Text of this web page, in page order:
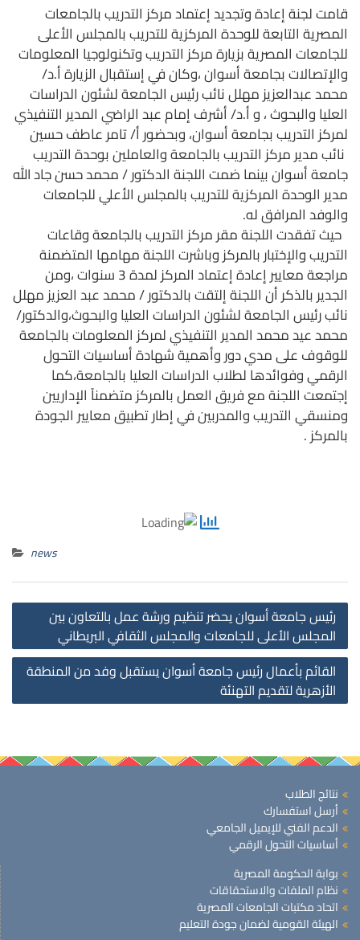
قامت لجنة إعادة وتجديد إعتماد مركز التدريب بالجامعات
المصرية التابعة للوحدة المركزية للتدريب بالمجلس الأعلى
للجامعات المصرية بزيارة مركز التدريب وتكنولوجيا المعلومات
والإتصالات بجامعة أسوان ،وكان في إستقبال الزيارة أ.د/
محمد عبدالعزيز مهلل نائب رئيس الجامعة لشئون الدراسات
العليا والبحوث ، و أ.د/ أشرف إمام عبد الراضي المدير التنفيذي
لمركز التدريب بجامعة أسوان، وبحضور أ/ تامر عاطف حسين
نائب مدير مركز التدريب بالجامعة والعاملين بوحدة التدريب
جامعة أسوان بينما ضمت اللجنة الدكتور / محمد حسن جاد الله
مدير الوحدة المركزية للتدريب بالمجلس الأعلي للجامعات
والوفد المرافق له.
حيث تفقدت اللجنة مقر مركز التدريب بالجامعة وقاعات
التدريب والإختبار بالمركز وباشرت اللجنة مهامها المتضمنة
مراجعة معايير إعادة إعتماد المركز لمدة 3 سنوات ،ومن
الجدير بالذكر أن اللجنة إلتقت بالدكتور / محمد عبد العزيز مهلل
نائب رئيس الجامعة لشئون الدراسات العليا والبحوث،والدكتور/
محمد عيد محمد المدير التنفيذي لمركز المعلومات بالجامعة
للوقوف على مدي دور وأهمية شهادة أساسيات التحول
الرقمي وفوائدها لطلاب الدراسات العليا بالجامعة،كما
إجتمعت اللجنة مع فريق العمل بالمركز متضمناً الإداريين
ومنسقي التدريب والمدربين في إطار تطبيق معايير الجودة
بالمركز .
news
رئيس جامعة أسوان يحضر تنظيم ورشة عمل بالتعاون بين
المجلس الأعلى للجامعات والمجلس الثقافي البريطاني
القائم بأعمال رئيس جامعة أسوان يستقبل وفد من المنطقة
الأزهرية لتقديم التهنئة
نتائج الطلاب
أرسل استفسارك
الدعم الفني للإيميل الجامعي
أساسيات التحول الرقمي
بوابة الحكومة المصرية
نظام الملفات والاستحقاقات
اتحاد مكتبات الجامعات المصرية
الهيئة القومية لضمان جودة التعليم